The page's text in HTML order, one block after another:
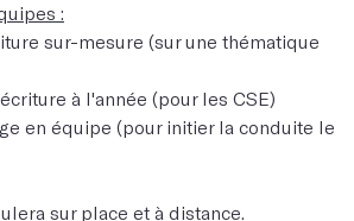
:
sur-mesure (sur une thématique
à l'année (pour les CSE)
en équipe (pour initier la conduite le
sur place et à distance.